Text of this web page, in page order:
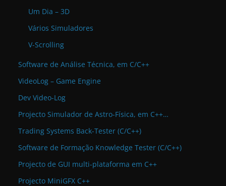
Um Dia – 3D
Vários Simuladores
V-Scrolling
Software de Análise Técnica, em C/C++
VideoLog – Game Engine
Dev Video-Log
Projecto Simulador de Astro-Física, em C++…
Trading Systems Back-Tester (C/C++)
Software de Formação Knowledge Tester (C/C++)
Projecto de GUI multi-plataforma em C++
Projecto MiniGFX C++